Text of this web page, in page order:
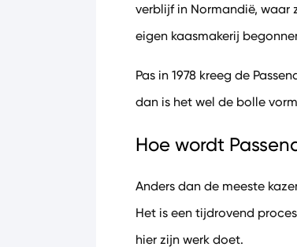
verblijf in Normandië, waar
eigen kaasmakerij
Pas in 1978 kreeg de
dan is het wel de bolle
Hoe wordt
Anders dan de meeste
Het is een tijdrovend
hier zijn werk doet.